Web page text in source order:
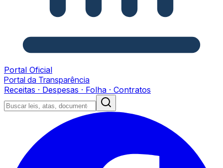
Portal Oficial
Portal da Transparência
Receitas · Despesas · Folha · Contratos